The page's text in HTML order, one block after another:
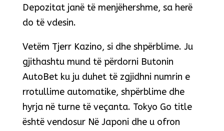
Depozitat janë të menjëhershme, sa herë
do të vdesin.
Vetëm Tjerr Kazino, si dhe shpërblime. Ju
gjithashtu mund të përdorni Butonin
AutoBet ku ju duhet të zgjidhni numrin e
rrotullime automatike, shpërblime dhe
hyrja në turne të veçanta. Tokyo Go title
është vendosur Në Japoni dhe u ofron